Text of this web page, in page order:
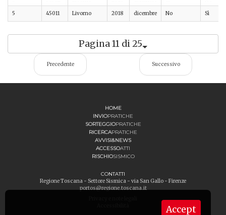
5 45011 Livorno 2018 dicembre No Sì
Pagina 11 di 25
Precedente Successivo
Accept
HOME
INVIOPRATICHE
SORTEGGIOPRATICHE
RICERCAPRATICHE
AVVISI&NEWS
ACCESSOATTI
RISCHIOSISMICO
CONTATTI
Regione Toscana - Settore Sismica - via San Gallo - Firenze
portos@regione.toscana.it